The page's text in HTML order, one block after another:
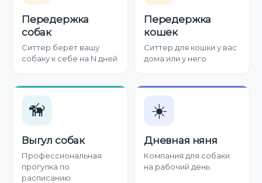
Передержка
собак
Ситтер берёт вашу
собаку к себе на N дней
Передержка
кошек
Ситтер для кошки у вас
дома или у него
🦮
Выгул собак
Профессиональная
прогулка по
расписанию
☀️
Дневная няня
Компания для собаки
на рабочий день